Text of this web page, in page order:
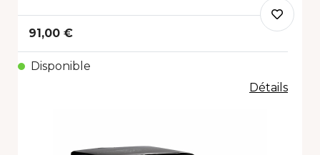
91,00 €
Disponible
Détails